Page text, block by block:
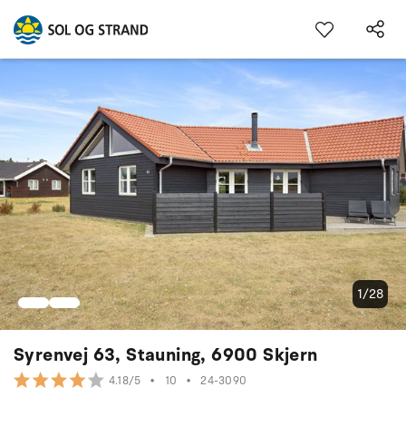
Syrenvej 63, Stauning, 6900 Skjern
4.18/5 • 10 • 24-3090
1/28